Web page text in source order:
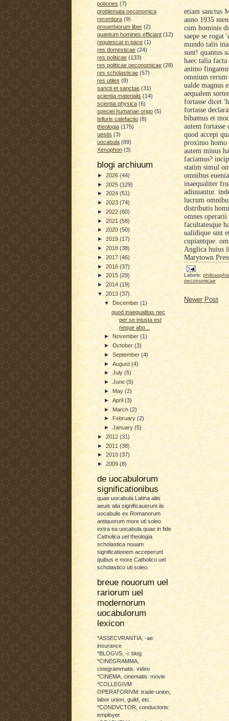
potiones (7)
problemata oeconomica
recentiora (9)
prouerbiorum liber (2)
quantum homines efficiant (12)
requiescat in pace (1)
res domesticae (24)
res politicae (133)
res politicae oeconomicae (28)
res scholasticae (57)
res utiles (8)
sancti et sanctae (31)
scientia materialis (14)
scientia physica (6)
speciei humanae origo (5)
telluris calefactio (8)
theologia (175)
uestis (3)
uocabula (89)
Xenophon (3)
blogi archiuum
► 2026 (44)
► 2025 (129)
► 2024 (51)
► 2023 (74)
► 2022 (60)
► 2021 (58)
► 2020 (50)
► 2019 (17)
► 2018 (38)
► 2017 (46)
► 2016 (37)
► 2015 (29)
► 2014 (19)
▼ 2013 (37)
▼ December(1)
quod inaequalitas nec
per se iniusta est
neque abo...
► November(1)
►October(3)
►September(4)
►August(4)
►July(5)
►June(5)
► May(2)
►April(3)
►March(2)
►
February(2)
►January(5)
► 2012 (31)
► 2011 (38)
► 2010 (37)
► 2009 (8)
de uocabulorum
significationibus
quae uocabula Latina aliis
aeuis alia significauerunt iis
uocabulis ex Romanorum
antiquorum more uti soleo
extra ea uocabula quae in fide
Catholica uel theologia
scholastica nouam
significationem acceperunt
quibus e more Catholico uel
scholastico uti soleo.
breue nouorum uel
rariorum uel
modernorum
uocabulorum
lexicon
*ASSECVRANTIA, -ae:
insurance
*BLOGVS, -i: blog
*CINEGRAMMA,
cinegrammatis: video
*CINEMA, cinematis: movie
*COLLEGIVM
OPERATORIVM: trade-union,
labor union, guild, etc.
*CONDVCTOR, conductoris:
employer
etiam sanctus
anno 1935
cum hominis
saepe se rogat
mundo talis
sunt! quantus
haec talia
animo
omnium rerum
ualde magnus
aequalem
fortasse dicet
fortasse
bibamus et
autem fortasse
quod accepi
proximo homo
autem minus
faciamus?
statim simul
omnibus
inaequaliter
adiuuantur.
lucrum
distributis
omnes
facultatesque
ualidique sint
cupiantque.
Anglica huius
Marytown
Labels:
oeconomicae
Newer Post